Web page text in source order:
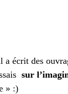
écrit des
sur
» :)